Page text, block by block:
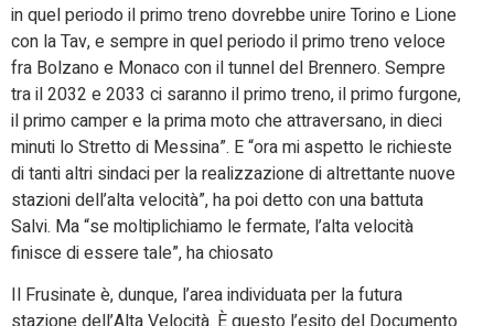
in quel periodo il primo treno dovrebbe unire Torino e Lione
con la Tav, e sempre in quel periodo il primo treno veloce
fra Bolzano e Monaco con il tunnel del Brennero. Sempre
tra il 2032 e 2033 ci saranno il primo treno, il primo furgone,
il primo camper e la prima moto che attraversano, in dieci
minuti lo Stretto di Messina”. E “ora mi aspetto le richieste
di tanti altri sindaci per la realizzazione di altrettante nuove
stazioni dell’alta velocità”, ha poi detto con una battuta
Salvi. Ma “se moltiplichiamo le fermate, l’alta velocità
finisce di essere tale”, ha chiosato
Il Frusinate è, dunque, l’area individuata per la futura